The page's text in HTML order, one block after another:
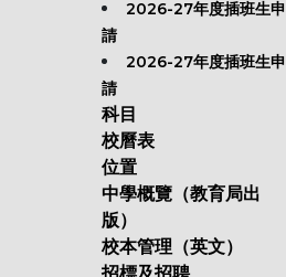
2026-27年度插班生申
請
2026-27年度插班生申
請
科目
校曆表
位置
中學概覽（教育局出
版）
校本管理（英文）